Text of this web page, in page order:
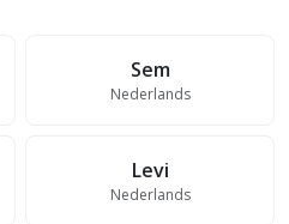
Sem
Nederlands
Levi
Nederlands